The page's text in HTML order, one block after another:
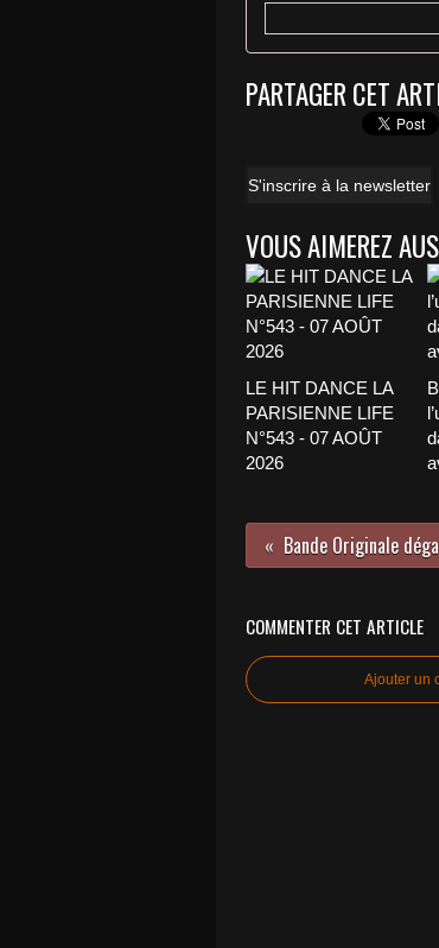
PARTAGER CET
S'inscrire à la newsletter
VOUS AIMEREZ
LE HIT DANCE LA
PARISIENNE LIFE
N°543 - 07 AOÛT
2026
COMMENTER CET ARTICLE
Ajouter un